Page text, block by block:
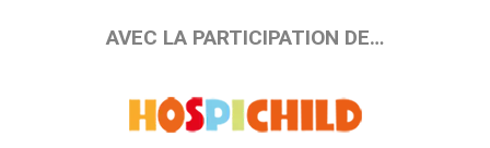
AVEC LA PARTICIPATION DE…